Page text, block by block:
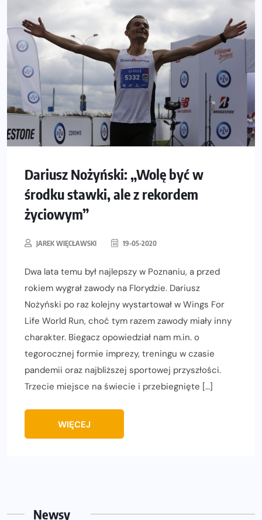
Dariusz Nożyński: „Wolę być w
środku stawki, ale z rekordem
życiowym”
JAREK WIĘCŁAWSKI 19-05-2020
Dwa lata temu był najlepszy w Poznaniu, a przed
rokiem wygrał zawody na Florydzie. Dariusz
Nożyński po raz kolejny wystartował w Wings For
Life World Run, choć tym razem zawody miały inny
charakter. Biegacz opowiedział nam m.in. o
tegorocznej formie imprezy, treningu w czasie
pandemii oraz najbliższej sportowej przyszłości.
Trzecie miejsce na świecie i przebiegnięte […]
WIĘCEJ
Newsy